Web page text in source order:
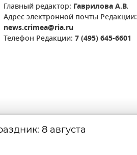
Главный редактор: Гаврилова А.В.
Адрес электронной почты Редакции:
news.crimea@ria.ru
Телефон Редакции: 7 (495) 645-6601
8 августа